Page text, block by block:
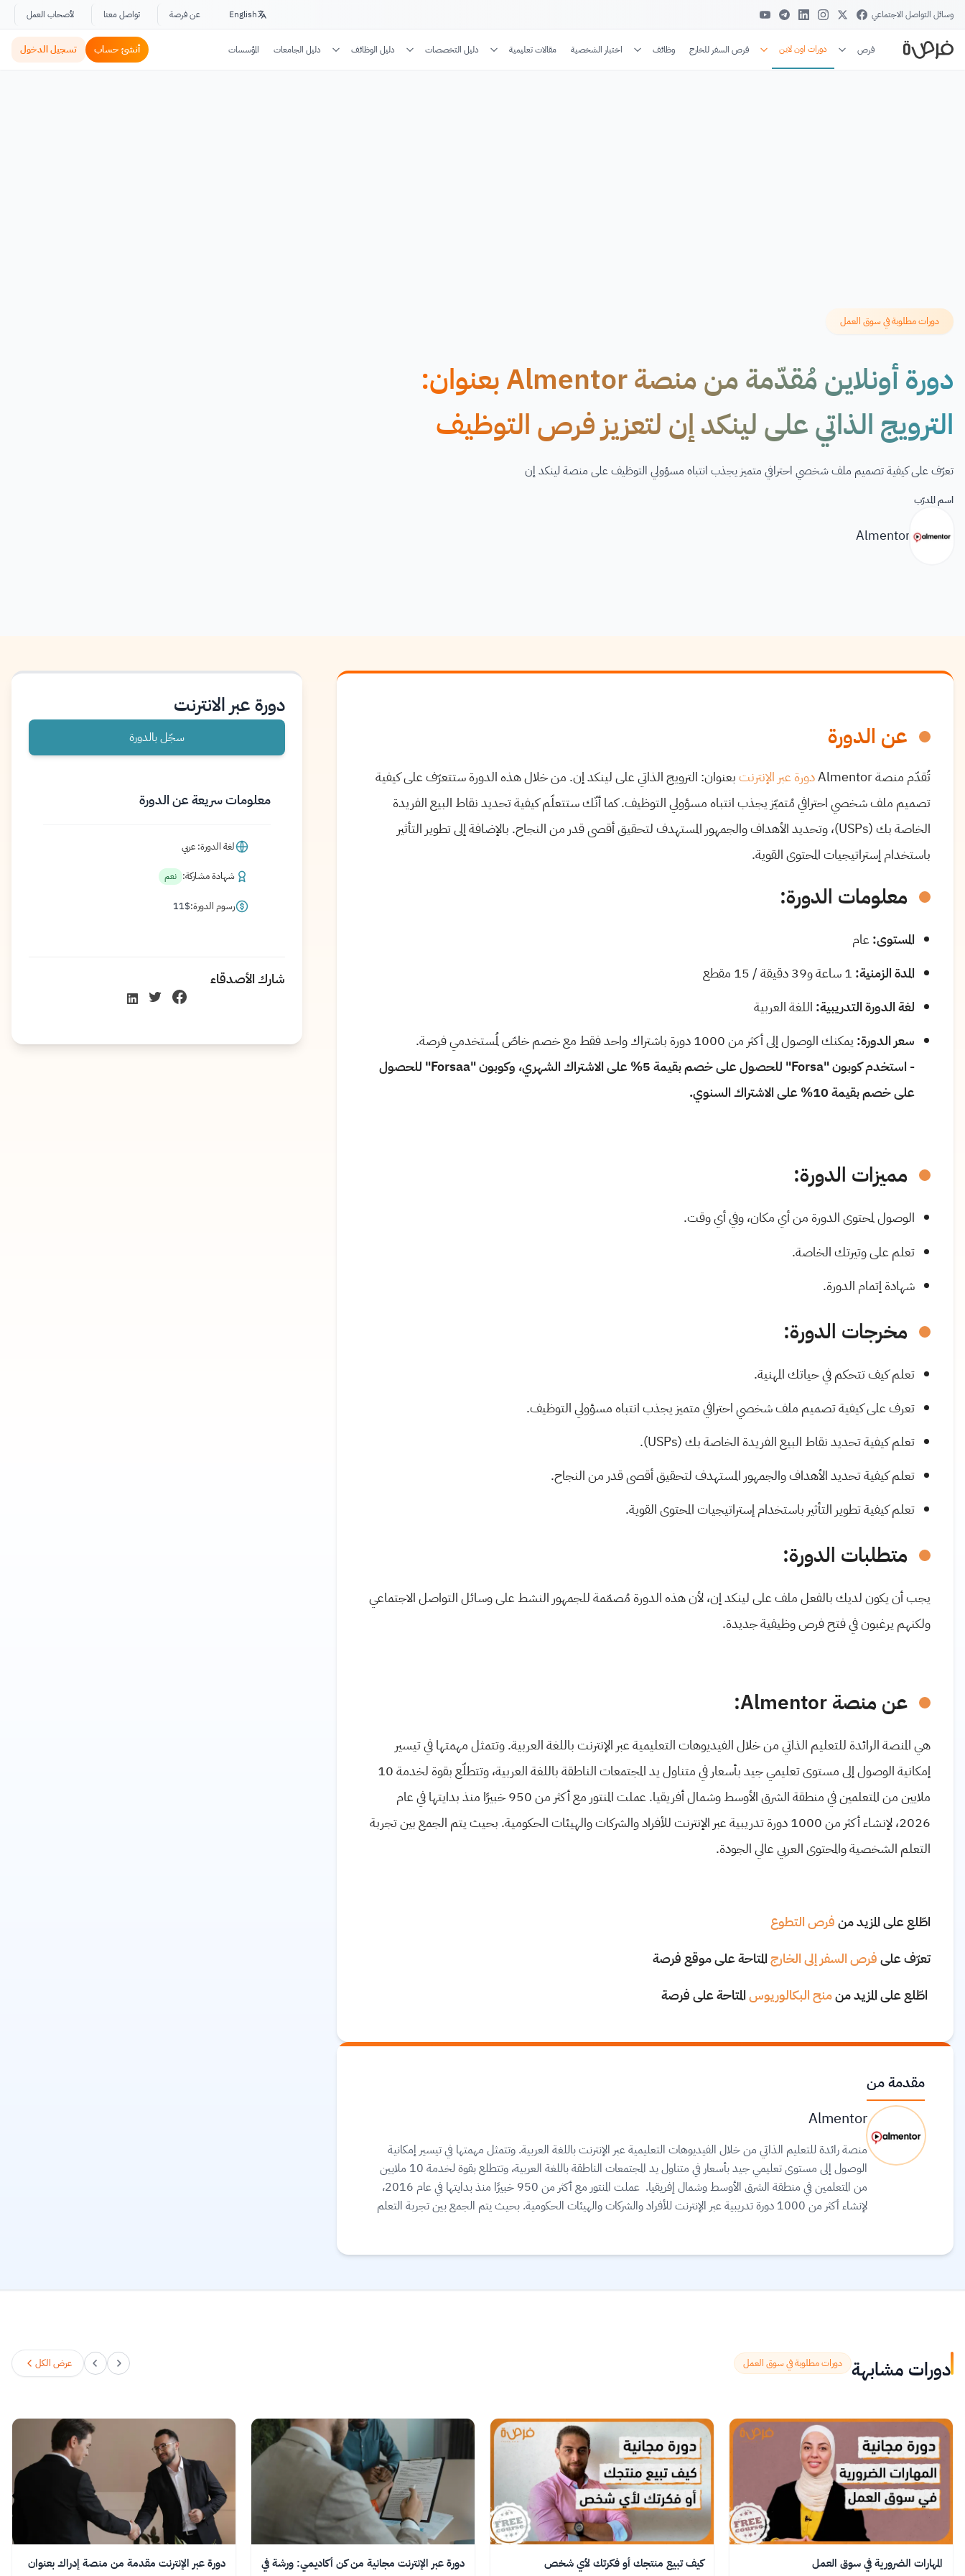
وسائل التواصل الاجتماعي English عن فرصة تواصل معنا لأصحاب العمل
فرص دورات اون لاين فرص السفر للخارج وظائف اختبار الشخصية مقالات تعليمية دليل التخصصات دليل الوظائف دليل الجامعات المؤسسات أنشئ حساب تسجيل الدخول
دورات مطلوبة في سوق العمل
دورة أونلاين مُقدّمة من منصة Almentor بعنوان:
الترويج الذاتي على لينكد إن لتعزيز فرص التوظيف
تعرّف على كيفية تصميم ملف شخصي احترافي متميز يجذب انتباه مسؤولي التوظيف على منصة لينكد إن
اسم المدرّب
Almentor
عن الدورة
تُقدّم منصة Almentor دورة عبر الإنترنتبعنوان: الترويج الذاتي على لينكد إن. من خلال هذه الدورة ستتعرّف على كيفية
تصميم ملف شخصي احترافي مُتميّز يجذب انتباه مسؤولي التوظيف. كما أنّك ستتعلّم كيفية تحديد نقاط البيع الفريدة
الخاصة بك (USPs)، وتحديد الأهداف والجمهور المستهدف لتحقيق أقصى قدر من النجاح. بالإضافة إلى تطوير التأثير
باستخدام إستراتيجيات المحتوى القوية.
معلومات الدورة:
المستوى: عام
المدة الزمنية:
لغة الدورة التدريبية: اللغة العربية
سعر الدورة: يمكنك الوصول إلى أكثر من 1000 دورة باشتراك واحد فقط مع خصم خاصّ لمُستخدمي فرصة.
- استخدم كوبون "Forsa" للحصول على خصم بقيمة 5% على الاشتراك الشهري، وكوبون "Forsaa" للحصول
على خصم بقيمة 10% على الاشتراك السنوي.
مميزات الدورة:
الوصول لمحتوى الدورة من أي مكان، وفي أي وقت.
تعلم على وتيرتك الخاصة.
شهادة إتمام الدورة.
مخرجات الدورة:
تعلم كيف تتحكم في حياتك المهنية.
تعرف على كيفية تصميم ملف شخصي احترافي متميز يجذب انتباه مسؤولي التوظيف.
تعلم كيفية تحديد نقاط البيع الفريدة الخاصة بك (USPs).
تعلم كيفية تحديد الأهداف والجمهور المستهدف لتحقيق أقصى قدر من النجاح.
تعلم كيفية تطوير التأثير باستخدام إستراتيجيات المحتوى القوية.
متطلبات الدورة:
يجب أن يكون لديك بالفعل ملف على لينكد إن، لأن هذه الدورة مُصمّمة للجمهور النشط على وسائل التواصل الاجتماعي
ولكنهم يرغبون في فتح فرص وظيفية جديدة.
عن منصة Almentor:
هي المنصة الرائدة للتعليم الذاتي من خلال الفيديوهات التعليمية عبر الإنترنت باللغة العربية. وتتمثل مهمتها في تيسير
إمكانية الوصول إلى مستوى تعليمي جيد بأسعار في متناول يد المجتمعات الناطقة باللغة العربية، وتتطلّع بقوة لخدمة 10
ملايين من المتعلمين في منطقة الشرق الأوسط وشمال أفريقيا. عملت المنتور مع أكثر من 950 خبيرًا منذ بدايتها في عام
2026، لإنشاء أكثر من 1000 دورة تدريبية عبر الإنترنت للأفراد والشركات والهيئات الحكومية. بحيث يتم الجمع بين تجربة
التعلم الشخصية والمحتوى العربي عالي الجودة.
اطّلع على المزيد منفرص التطوع
تعرّف علىفرص السفر إلى الخارجالمتاحة على موقع فرصة
اطّلع على المزيد منمنح البكالوريوسالمتاحة على فرصة
مقدمة من
Almentor
منصة رائدة للتعليم الذاتي من خلال الفيديوهات التعليمية عبر الإنترنت باللغة العربية. وتتمثل مهمتها في تيسير إمكانية
الوصول إلى مستوى تعليمي جيد بأسعار في متناول يد المجتمعات الناطقة باللغة العربية، وتتطلع بقوة لخدمة 10 ملايين
من المتعلمين في منطقة الشرق الأوسط وشمال إفريقيا. عملت المنتور مع أكثر من 950 خبيرًا منذ بدايتها في عام 2016،
لإنشاء أكثر من 1000 دورة تدريبية عبر الإنترنت للأفراد والشركات والهيئات الحكومية. بحيث يتم الجمع بين تجربة التعلم
دورة عبر الانترنت
سجّل بالدورة
معلومات سريعة عن الدورة
لغة الدورة: عربي
شهادة مشاركة: نعم
رسوم الدورة: 11$
شارك الأصدقاء
دورات مشابهة دورات مطلوبة في سوق العمل عرض الكل
المهارات الضرورية في سوق العمل كيف تبيع منتجك أو فكرتك لأي شخص
دورة عبر الإنترنت مجانية من كن أكاديمي: ورشة في
دورة عبر الإنترنت مقدمة من منصة إدراك بعنوان